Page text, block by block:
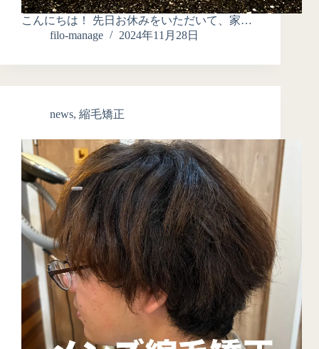
こんにちは！ 先日お休みをいただいて、家…
filo-manage
2024年11月28日
news, 縮毛矯正